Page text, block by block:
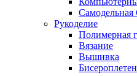
Рукоделие
Полимерная
Вязание
Вышивка